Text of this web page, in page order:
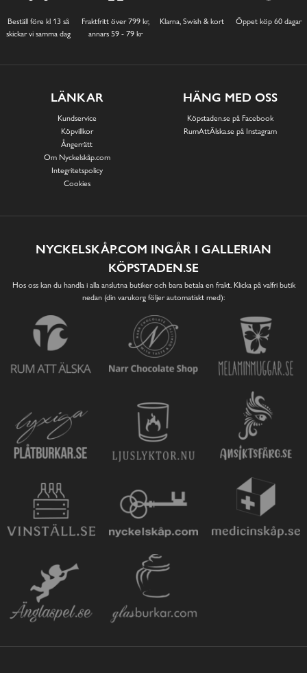
Beställ före kl 13 så
skickar vi samma dag
Fraktfritt över 799 kr,
annars 59 - 79 kr
Klarna, Swish & kort Öppet köp 60 dagar
LÄNKAR
Kundservice
Köpvillkor
Ångerrätt
Om Nyckelskåp.com
Integritetspolicy
Cookies
HÄNG MED OSS
Köpstaden.se på Facebook
RumAttÄlska.se på Instagram
NYCKELSKÅP.COM INGÅR I GALLERIAN
KÖPSTADEN.SE
Hos oss kan du handla i alla anslutna butiker och bara betala en frakt. Klicka på valfri butik
nedan (din varukorg följer automatiskt med):